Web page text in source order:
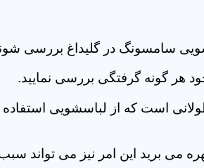
سامسونگ در گلیداغ بررسی
هر گونه گرفتگی بررسی نمایید.
است که از لباسشویی استفاده
بهره می برید این امر نیز می